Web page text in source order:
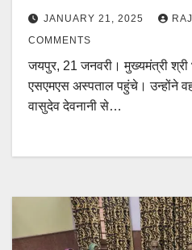
JANUARY 21, 2025
COMMENTS
जयपुर, 21 जनवरी। मुख्यमंत्री श्री
एसएमएस अस्पताल पहुंचे। उन्होंने
वासुदेव देवनानी से…